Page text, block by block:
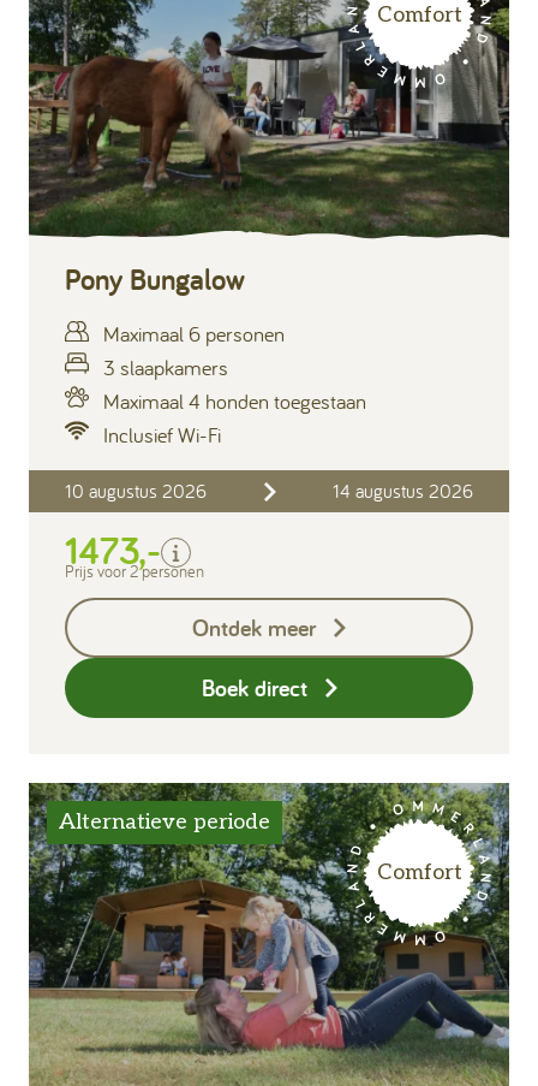
Comfort
Pony Bungalow
Maximaal 6 personen
3 slaapkamers
Maximaal 4 honden toegestaan
Inclusief Wi-Fi
10 augustus 2026 14 augustus 2026
1473,-
Inclusief
Verblijfskosten
Keukendoekenpakket
Eindschoonmaak
Prijs voor 2 personen
Ontdek meer
Boek direct
Comfort
Alternatieve periode